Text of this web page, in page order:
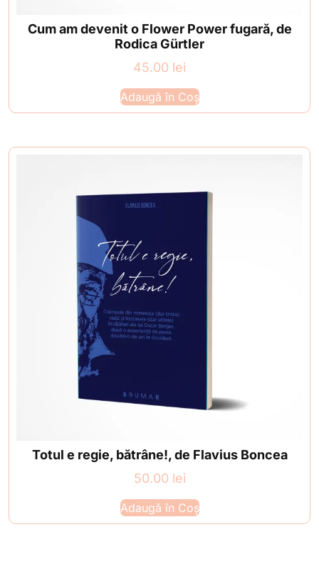
Cum am devenit o Flower Power fugară, de
Rodica Gürtler
45.00 lei
Adaugă în Coș
Totul e regie, bătrâne!, de Flavius Boncea
50.00 lei
Adaugă în Coș